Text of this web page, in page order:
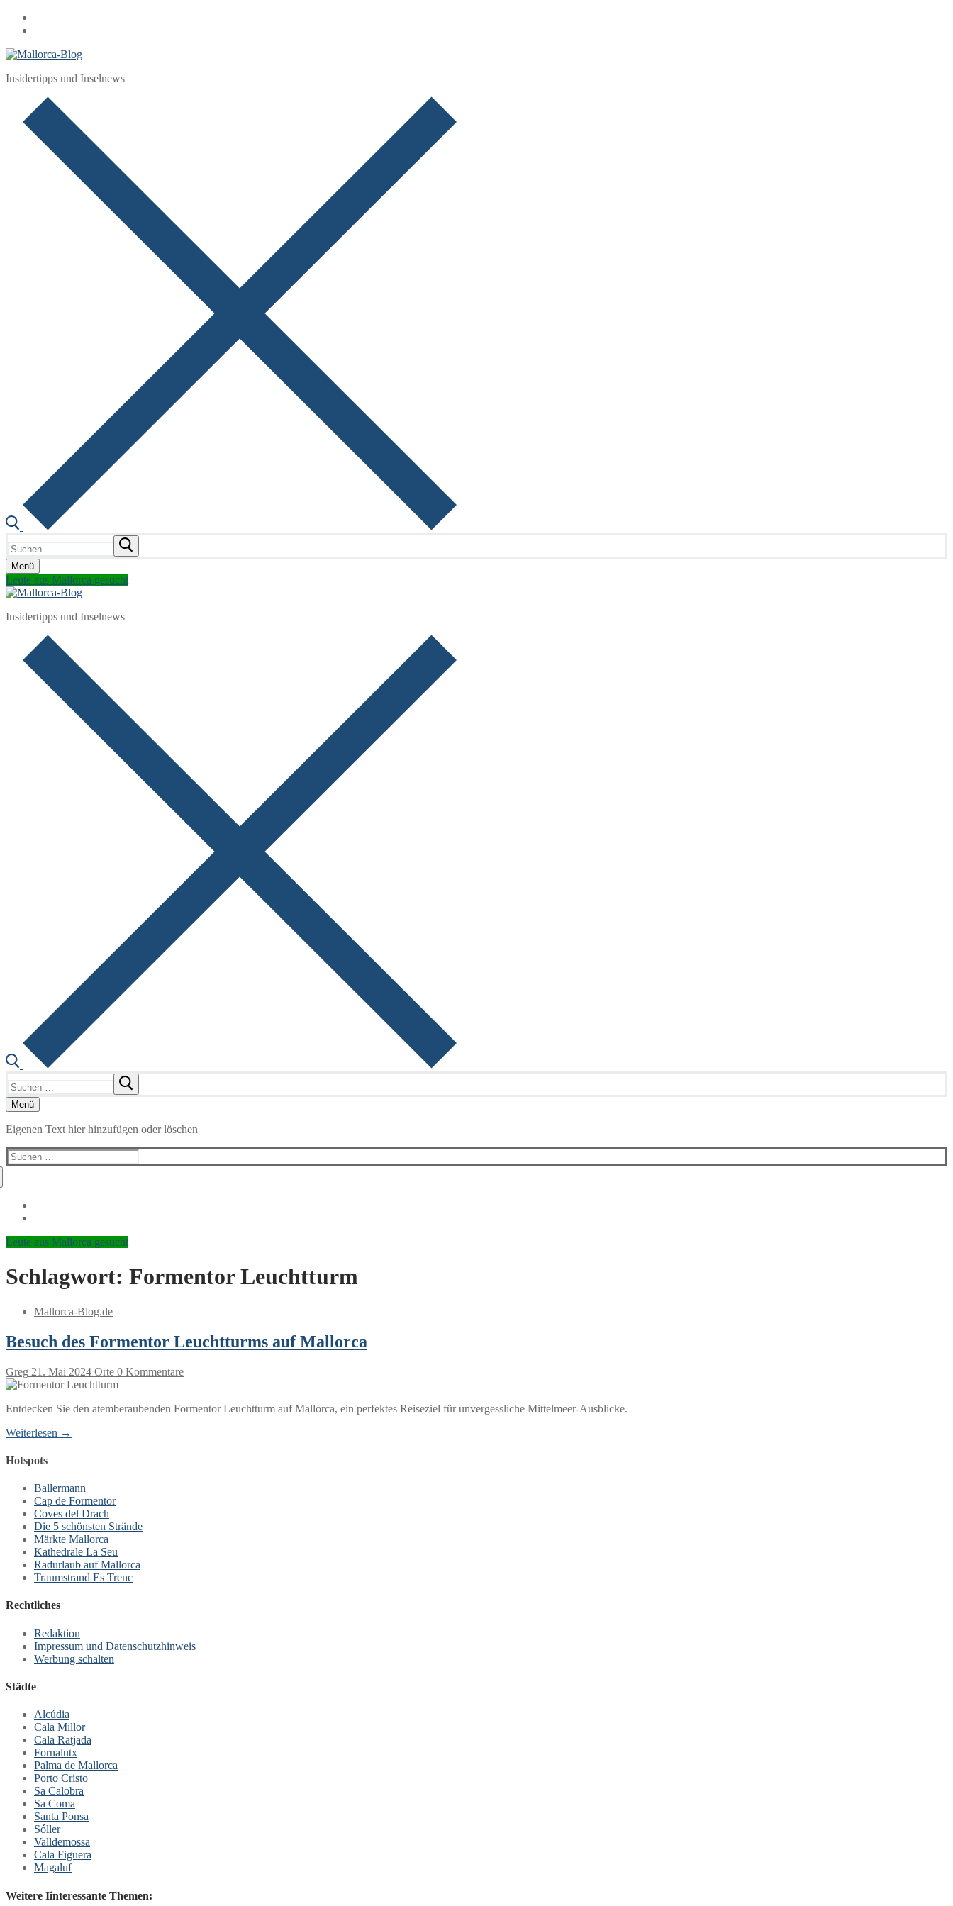
Zum
Inhalt
Menü
Schließen
Insidertipps und Inselnews
nach:
Menü
Leute aus Mallorca gesucht
Insidertipps und Inselnews
nach:
Menü
Eigenen Text hier hinzufügen oder löschen
Suchen
nach:
Leute aus Mallorca gesucht
Schlagwort: Formentor Leuchtturm
Mallorca-Blog.de
Besuch des Formentor Leuchtturms auf Mallorca
Greg 21. Mai 2024 Orte 0 Kommentare
Entdecken Sie den atemberaubenden Formentor Leuchtturm auf Mallorca, ein perfektes Reiseziel für unvergessliche Mittelmeer-Ausblicke.
Weiterlesen →
Hotspots
Ballermann
Cap de Formentor
Coves del Drach
Die 5 schönsten Strände
Märkte Mallorca
Kathedrale La Seu
Radurlaub auf Mallorca
Traumstrand Es Trenc
Rechtliches
Redaktion
Impressum und Datenschutzhinweis
Werbung schalten
Städte
Alcúdia
Cala Millor
Cala Ratjada
Fornalutx
Palma de Mallorca
Porto Cristo
Sa Calobra
Sa Coma
Santa Ponsa
Sóller
Valldemossa
Cala Figuera
Magaluf
Weitere Iinteressante Themen: